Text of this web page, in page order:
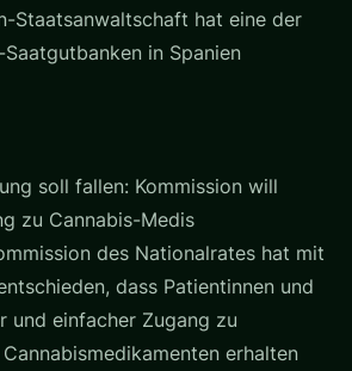
Staatsanwaltschaft hat eine der
in Spanien
soll fallen: Kommission will
zu Cannabis-Medis
des Nationalrates hat mit
dass Patientinnen und
und einfacher Zugang zu
erhalten